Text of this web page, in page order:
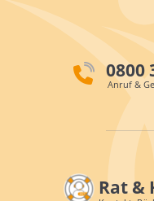
0800
Anruf &
Rat &